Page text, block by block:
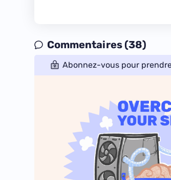
Commentaires (38)
Abonnez-vous pour